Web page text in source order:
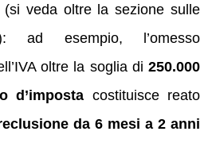
(si veda oltre la sezione sulle
ad esempio, l’omesso
oltre la soglia di 250.000
d’imposta costituisce reato
da 6 mesi a 2 anni